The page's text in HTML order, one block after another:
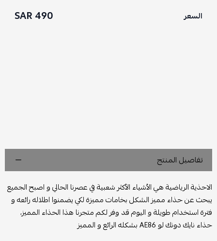
السعر 490 SAR
تفاصيل المنتج
الاحذية الرياضية هي الأشياء الأكثر شعبية في عصرنا الحالي و اصبح الجميع
يبحث عن حذاء مميز الشكل بخامات مميزة لكي يضمنوا اطلاله رائعه و
فترة استخدام طويلة و اليوم قد وفر لكم متجرنا هذا الحذاء المميز،
حذاء نايك دونك لو AE86 بشكله الرائع و المميز